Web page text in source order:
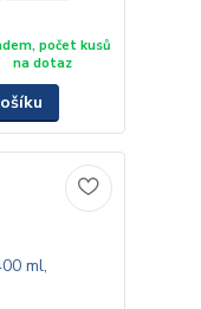
počet kusů
na dotaz